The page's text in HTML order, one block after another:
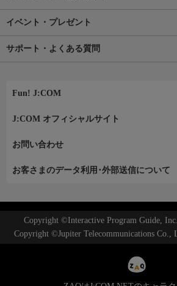
イベント・プレゼント
サポート・よくある質問
Fun! J:COM
J:COM オフィシャルサイト
お問い合わせ
お客さまのデータ利用･外部送信について
Copyright ©Interactive Program Guide,
Copyright ©Jupiter Telecommunications Co.,